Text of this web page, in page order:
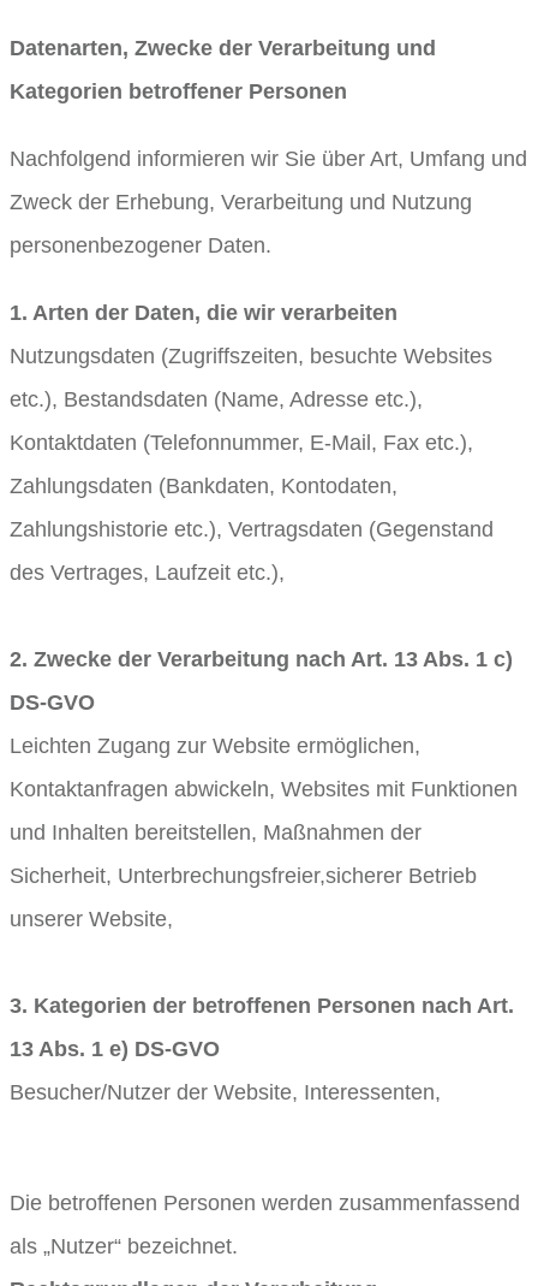
Datenarten, Zwecke der Verarbeitung und
Kategorien betroffener Personen
Nachfolgend informieren wir Sie über Art, Umfang und
Zweck der Erhebung, Verarbeitung und Nutzung
personenbezogener Daten.
1. Arten der Daten, die wir verarbeiten
Nutzungsdaten (Zugriffszeiten, besuchte Websites
etc.), Bestandsdaten (Name, Adresse etc.),
Kontaktdaten (Telefonnummer, E-Mail, Fax etc.),
Zahlungsdaten (Bankdaten, Kontodaten,
Zahlungshistorie etc.), Vertragsdaten (Gegenstand
des Vertrages, Laufzeit etc.),
2. Zwecke der Verarbeitung nach Art. 13 Abs. 1 c)
DS-GVO
Leichten Zugang zur Website ermöglichen,
Kontaktanfragen abwickeln, Websites mit Funktionen
und Inhalten bereitstellen, Maßnahmen der
Sicherheit, Unterbrechungsfreier,sicherer Betrieb
unserer Website,
3. Kategorien der betroffenen Personen nach Art.
13 Abs. 1 e) DS-GVO
Besucher/Nutzer der Website, Interessenten,
Die betroffenen Personen werden zusammenfassend
als „Nutzer“ bezeichnet.